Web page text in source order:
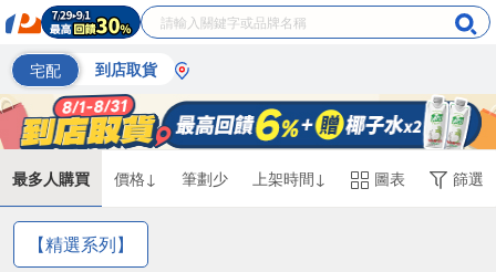
宅配 到店取貨
最多人購買 價格↓ 筆劃少 上架時間↓ 圖表 篩選
【精選系列】